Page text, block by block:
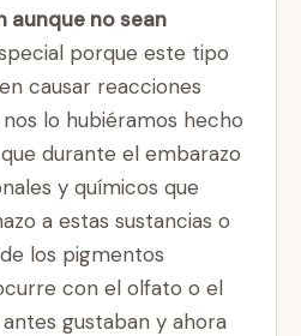
no sean
porque este tipo
causar reacciones
lo hubiéramos hecho
durante el embarazo
y químicos que
a estas sustancias o
los pigmentos
con el olfato o el
gustaban y ahora